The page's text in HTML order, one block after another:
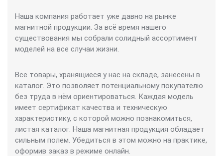
Наша компания работает уже давно на рынке
магнитной продукции. За всё время нашего
существования мы собрали солидный ассортимент
моделей на все случаи жизни.
Все товары, хранящиеся у нас на складе, занесены в
каталог. Это позволяет потенциальному покупателю
без труда в нём ориентироваться. Каждая модель
имеет сертификат качества и техническую
характеристику, с которой можно познакомиться,
листая каталог. Наша магнитная продукция обладает
сильным полем. Убедиться в этом можно на практике,
оформив заказ в режиме онлайн.